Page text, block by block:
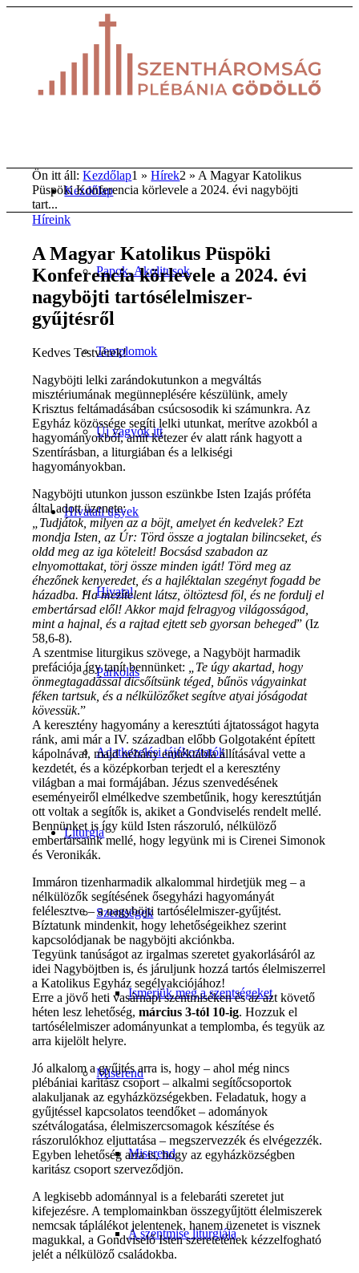
Kezdőlap
Papok, Akolitusok
Templomok
Új vagyok itt
Hivatali ügyek
Hivatal
Parkolás
Adatkezelési tájékoztatók
Liturgia
Szentségek
Ismerjük meg a szentségeket
Miserend
Miserend
A szentmise liturgiája
Ön itt áll: Kezdőlap1 »Hírek2 » A Magyar Katolikus
Püspöki Konferencia körlevele a 2024. évi nagyböjti
tart...
Híreink
A Magyar Katolikus Püspöki
Konferencia körlevele a 2024. évi
nagyböjti tartósélelmiszer-
gyűjtésről
Kedves Testvérek!
Nagyböjti lelki zarándokutunkon a megváltás
misztériumának megünneplésére készülünk, amely
Krisztus feltámadásában csúcsosodik ki számunkra. Az
Egyház közössége segíti lelki utunkat, merítve azokból a
hagyományokból, amit kétezer év alatt ránk hagyott a
Szentírásban, a liturgiában és a lelkiségi
hagyományokban.
Nagyböjti utunkon jusson eszünkbe Isten Izajás próféta
által adott üzenete:
„Tudjátok, milyen az a böjt, amelyet én kedvelek? Ezt
mondja Isten, az Úr: Törd össze a jogtalan bilincseket, és
oldd meg az iga köteleit! Bocsásd szabadon az
elnyomottakat, törj össze minden igát! Törd meg az
éhezőnek kenyeredet, és a hajléktalan szegényt fogadd be
házadba. Ha mezítelent látsz, öltöztesd föl, és ne fordulj el
embertársad elől! Akkor majd felragyog világosságod,
mint a hajnal, és a rajtad ejtett seb gyorsan beheged” (Iz
58,6-8).
A szentmise liturgikus szövege, a Nagyböjt harmadik
prefációja így tanít bennünket:
„Te úgy akartad, hogy
önmegtagadással dicsőítsünk téged, bűnös vágyainkat
féken tartsuk, és a nélkülözőket segítve atyai jóságodat
kövessük.”
A keresztény hagyomány a keresztúti ájtatosságot hagyta
ránk, ami már a IV. században előbb Golgotaként épített
kápolnával, majd néhány emléktábla állításával vette a
kezdetét, és a középkorban terjedt el a keresztény
világban a mai formájában. Jézus szenvedésének
eseményeiről elmélkedve szembetűnik, hogy keresztútján
ott voltak a segítők is, akiket a Gondviselés rendelt mellé.
Bennünket is így küld Isten rászoruló, nélkülöző
embertársaink mellé, hogy legyünk mi is Cirenei Simonok
és Veronikák.
Immáron tizenharmadik alkalommal hirdetjük meg – a
nélkülözők segítésének ősegyházi hagyományát
felélesztve – a nagyböjti tartósélelmiszer-gyűjtést.
Bíztatunk mindenkit, hogy lehetőségeikhez szerint
kapcsolódjanak be nagyböjti akciónkba.
Tegyünk tanúságot az irgalmas szeretet gyakorlásáról az
idei Nagyböjtben is, és járuljunk hozzá tartós élelmiszerrel
a Katolikus Egyház segélyakciójához!
Erre a jövő heti vasárnapi szentmiséken és az azt követő
héten lesz lehetőség,március 3-tól 10-ig. Hozzuk el
tartósélelmiszer adományunkat a templomba, és tegyük az
arra kijelölt helyre.
Jó alkalom a gyűjtés arra is, hogy – ahol még nincs
plébániai karitász csoport – alkalmi segítőcsoportok
alakuljanak az egyházközségekben. Feladatuk, hogy a
gyűjtéssel kapcsolatos teendőket – adományok
szétválogatása, élelmiszercsomagok készítése és
rászorulókhoz eljuttatása – megszervezzék és elvégezzék.
Egyben lehetőség arra is, hogy az egyházközségben
karitász csoport szerveződjön.
A legkisebb adománnyal is a felebaráti szeretet jut
kifejezésre. A templomainkban összegyűjtött élelmiszerek
nemcsak táplálékot jelentenek, hanem üzenetet is visznek
magukkal, a Gondviselő Isten szeretetének kézzelfogható
jelét a nélkülöző családokba.